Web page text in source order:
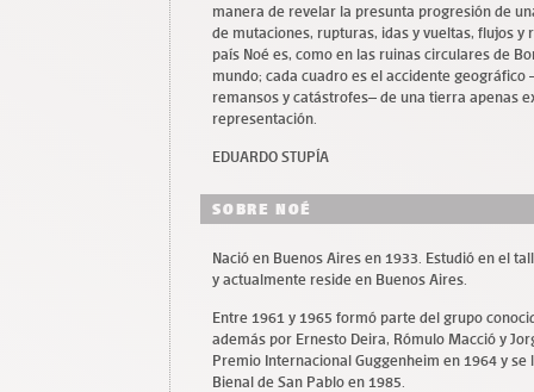
manera de revelar la presunta progresión de
de mutaciones, rupturas, idas y vueltas, flujos
país Noé es, como en las ruinas circulares de
mundo; cada cuadro es el accidente
remansos y catástrofes– de una tierra apenas
representación.
EDUARDO STUPÍA
SOBRE NOÉ
Nació en Buenos Aires en 1933. Estudió en el
y actualmente reside en Buenos Aires.
Entre 1961 y 1965 formó parte del grupo
además por Ernesto Deira, Rómulo Macció y
Premio Internacional Guggenheim en 1964 y
Bienal de San Pablo en 1985.